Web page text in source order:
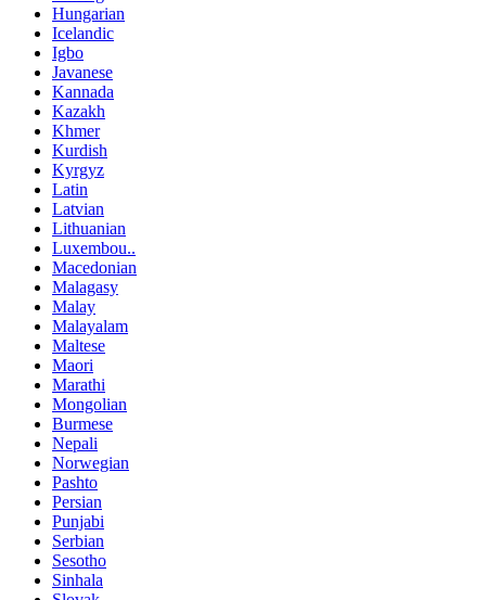
Hungarian
Icelandic
Igbo
Javanese
Kannada
Kazakh
Khmer
Kurdish
Kyrgyz
Latin
Latvian
Lithuanian
Luxembou..
Macedonian
Malagasy
Malay
Malayalam
Maltese
Maori
Marathi
Mongolian
Burmese
Nepali
Norwegian
Pashto
Persian
Punjabi
Serbian
Sesotho
Sinhala